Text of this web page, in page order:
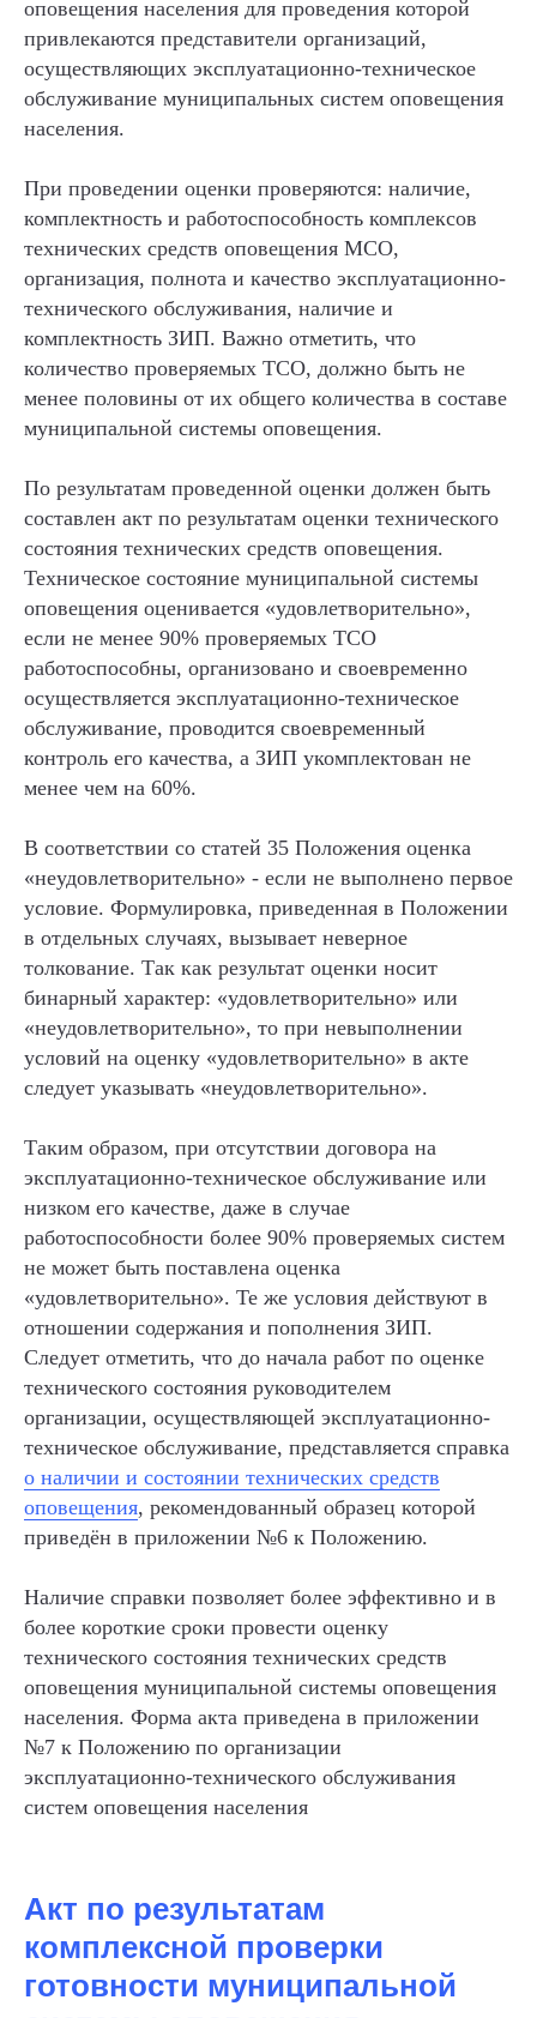
оповещения населения для проведения которой
привлекаются представители организаций,
осуществляющих эксплуатационно-техническое
обслуживание муниципальных систем оповещения
населения.
При проведении оценки проверяются: наличие,
комплектность и работоспособность комплексов
технических средств оповещения МСО,
организация, полнота и качество эксплуатационно-
технического обслуживания, наличие и
комплектность ЗИП. Важно отметить, что
количество проверяемых ТСО, должно быть не
менее половины от их общего количества в составе
муниципальной системы оповещения.
По результатам проведенной оценки должен быть
составлен акт по результатам оценки технического
состояния технических средств оповещения.
Техническое состояние муниципальной системы
оповещения оценивается «удовлетворительно»,
если не менее 90% проверяемых ТСО
работоспособны, организовано и своевременно
осуществляется эксплуатационно-техническое
обслуживание, проводится своевременный
контроль его качества, а ЗИП укомплектован не
менее чем на 60%.
В соответствии со статей 35 Положения оценка
«неудовлетворительно» - если не выполнено первое
условие. Формулировка, приведенная в Положении
в отдельных случаях, вызывает неверное
толкование. Так как результат оценки носит
бинарный характер: «удовлетворительно» или
«неудовлетворительно», то при невыполнении
условий на оценку «удовлетворительно» в акте
следует указывать «неудовлетворительно».
Таким образом, при отсутствии договора на
эксплуатационно-техническое обслуживание или
низком его качестве, даже в случае
работоспособности более 90% проверяемых систем
не может быть поставлена оценка
«удовлетворительно». Те же условия действуют в
отношении содержания и пополнения ЗИП.
Следует отметить, что до начала работ по оценке
технического состояния руководителем
организации, осуществляющей эксплуатационно-
техническое обслуживание, представляется справка
о наличии и состоянии технических средств
оповещения, рекомендованный образец которой
приведён в приложении №6 к Положению.
Наличие справки позволяет более эффективно и в
более короткие сроки провести оценку
технического состояния технических средств
оповещения муниципальной системы оповещения
населения. Форма акта приведена в приложении
№7 к Положению по организации
эксплуатационно-технического обслуживания
систем оповещения населения
Акт по результатам
комплексной проверки
готовности муниципальной